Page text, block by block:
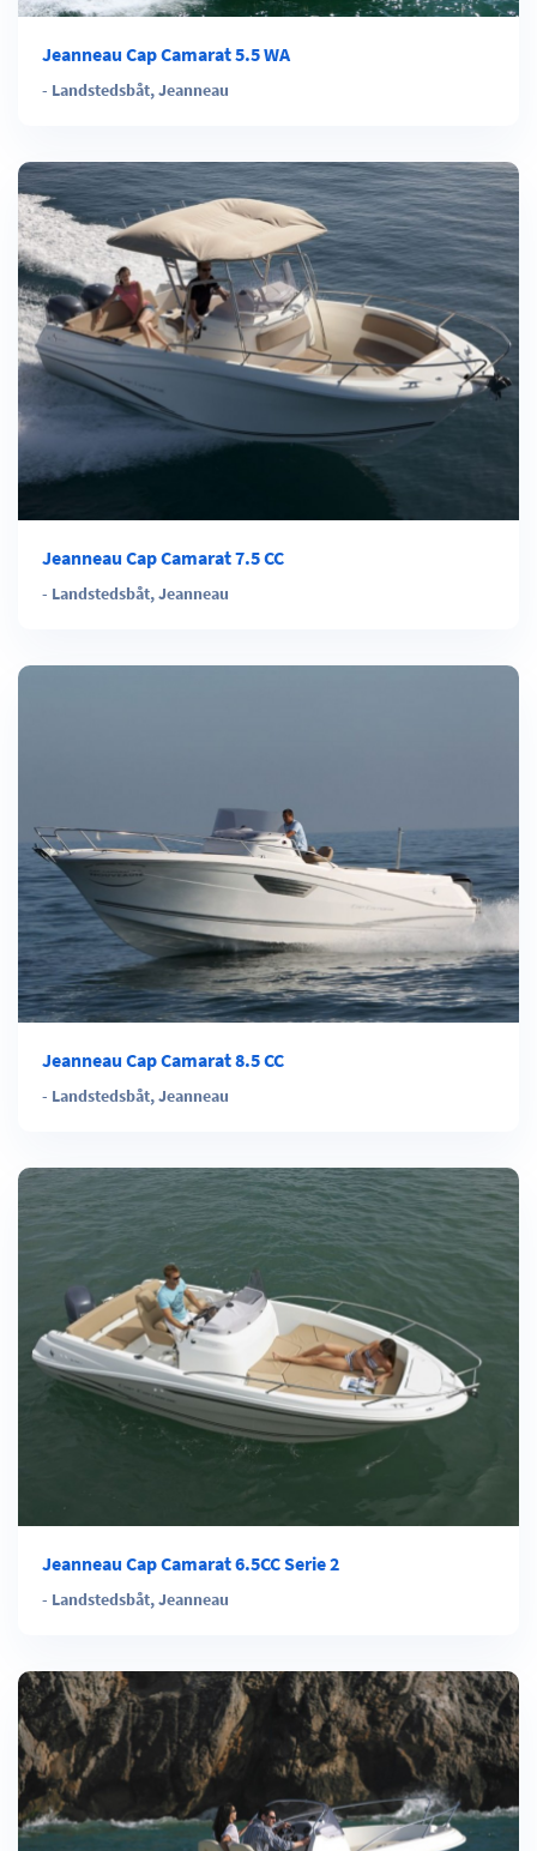
Jeanneau Cap Camarat 5.5 WA
- Landstedsbåt,Jeanneau
Jeanneau Cap Camarat 7.5 CC
- Landstedsbåt,Jeanneau
Jeanneau Cap Camarat 8.5 CC
- Landstedsbåt,Jeanneau
Jeanneau Cap Camarat 6.5CC Serie 2
- Landstedsbåt,Jeanneau